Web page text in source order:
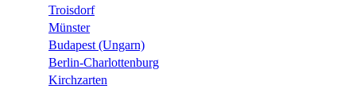
Troisdorf
Münster
Budapest (Ungarn)
Berlin-Charlottenburg
Kirchzarten